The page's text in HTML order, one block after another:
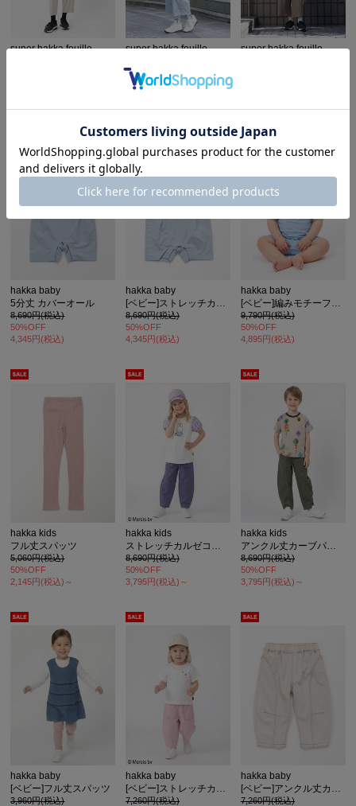
super hakka feuille
super hakka feuille
16,500円(税込)
20%OFF
super hakka feuille
hakka baby
5分丈 カバーオール
8,690円(税込)
50%OFF
4,345円(税込)
hakka baby
[ベビー]ストレッチカットツイルカバーオール
8,690円(税込)
50%OFF
4,345円(税込)
hakka baby
[ベビー]編みモチーフ半袖カバーオール
9,790円(税込)
50%OFF
4,895円(税込)
hakka kids
フル丈スパッツ
5,060円(税込)
50%OFF
2,145円(税込)～
hakka kids
ストレッチカルゼコクーンパンツ
8,690円(税込)
50%OFF
3,795円(税込)～
hakka kids
アンクル丈カーブパンツ
8,690円(税込)
50%OFF
3,795円(税込)～
hakka baby
[ベビー]フル丈スパッツ
3,960円(税込)
hakka baby
7,260円(税込)
hakka baby
7,260円(税込)